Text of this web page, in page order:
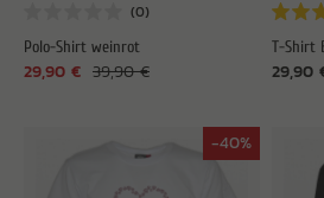
Polo-Shirt weinrot
39,90 €
29,90 €
T-Shirt
29,90
-40%